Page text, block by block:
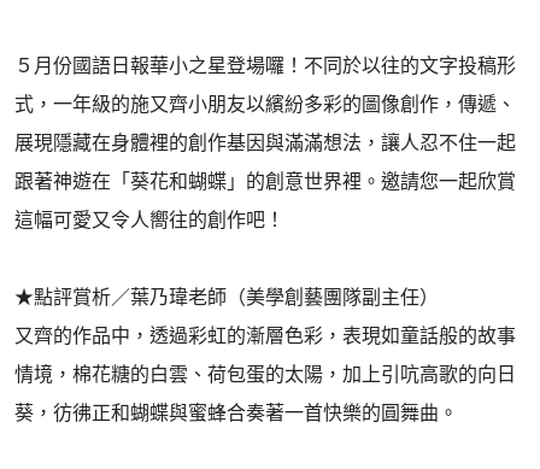
５月份國語日報華小之星登場囉！不同於以往的文字投稿形
式，一年級的施又齊小朋友以繽紛多彩的圖像創作，傳遞、
展現隱藏在身體裡的創作基因與滿滿想法，讓人忍不住一起
跟著神遊在「葵花和蝴蝶」的創意世界裡。邀請您一起欣賞
這幅可愛又令人嚮往的創作吧！
★點評賞析／葉乃瑋老師（美學創藝團隊副主任）
又齊的作品中，透過彩虹的漸層色彩，表現如童話般的故事
情境，棉花糖的白雲、荷包蛋的太陽，加上引吭高歌的向日
葵，彷彿正和蝴蝶與蜜蜂合奏著一首快樂的圓舞曲。